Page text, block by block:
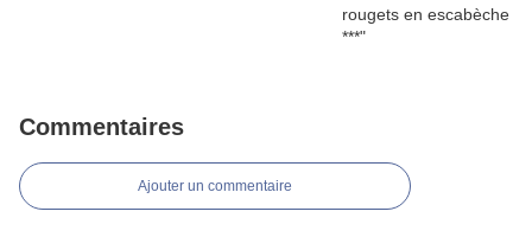
Commentaires
Ajouter un commentaire